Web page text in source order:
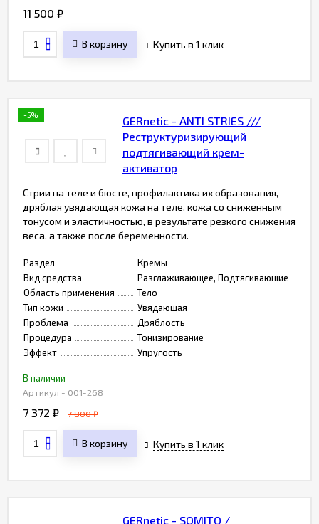
11 500 ₽
В корзину Купить в 1 клик
-5%
GERnetic - ANTI STRIES ///
Реструктуризирующий
подтягивающий крем-
активатор
Стрии на теле и бюсте, профилактика их образования,
дряблая увядающая кожа на теле, кожа со сниженным
тонусом и эластичностью, в результате резкого снижения
веса, а также после беременности.
Раздел
Кремы
Вид средства
Разглаживающее, Подтягивающие
Область применения
Тело
Тип кожи
Увядающая
Проблема
Дряблость
Процедура
Тонизирование
Эффект
Упругость
В наличии
Артикул - 001-268
7 372 ₽ 7 800₽
В корзину Купить в 1 клик
GERnetic - SOMITO /